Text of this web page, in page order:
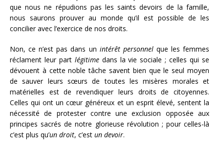
que nous ne répudions pas les saints devoirs de la famille,
nous saurons prouver au monde qu’il est possible de les
concilier avec l’exercice de nos droits.
Non, ce n’est pas dans un intérêt personnelque les femmes
réclament leur part légitimedans la vie sociale ; celles qui se
dévouent à cette noble tâche savent bien que le seul moyen
de sauver leurs sœurs de toutes les misères morales et
matérielles est de revendiquer leurs droits de citoyennes.
Celles qui ont un cœur généreux et un esprit élevé, sentent la
nécessité de protester contre une exclusion opposée aux
principes sacrés de notre glorieuse révolution ; pour celles-là
c’est plus qu’un droit, c’est un devoir.